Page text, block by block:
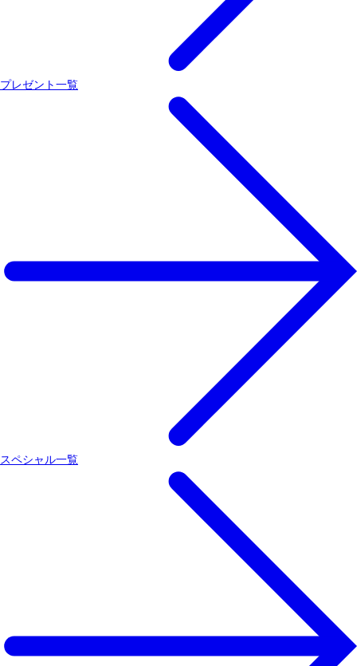
プレゼント一覧
スペシャル一覧